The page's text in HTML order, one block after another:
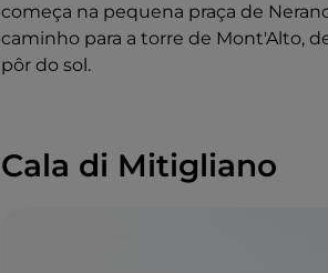
começa na pequena praça de
caminho para a torre de Mont'Alto,
pôr do sol.
Cala di Mitigliano